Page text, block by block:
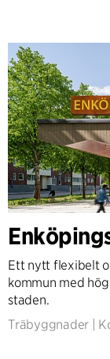
Ett nytt flexibelt
kommun med
staden.
Träbyggnader